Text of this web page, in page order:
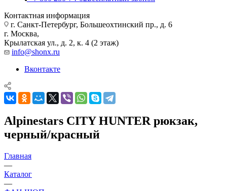
Контактная информация
г. Санкт-Петербург, Большеохтинский пр., д. 6
г. Москва,
Крылатская ул., д. 2, к. 4 (2 этаж)
info@shonx.ru
Вконтакте
Alpinestars CITY HUNTER рюкзак,
черный/красный
Главная
—
Каталог
—